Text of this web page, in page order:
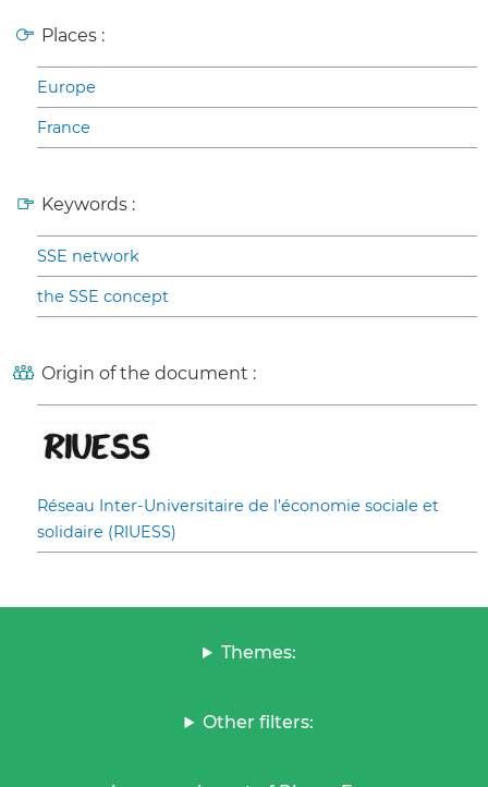
Places :
Europe
France
Keywords :
SSE network
the SSE concept
Origin of the document :
Réseau Inter-Universitaire de l’économie sociale et
solidaire (RIUESS)
Themes:
Other filters: